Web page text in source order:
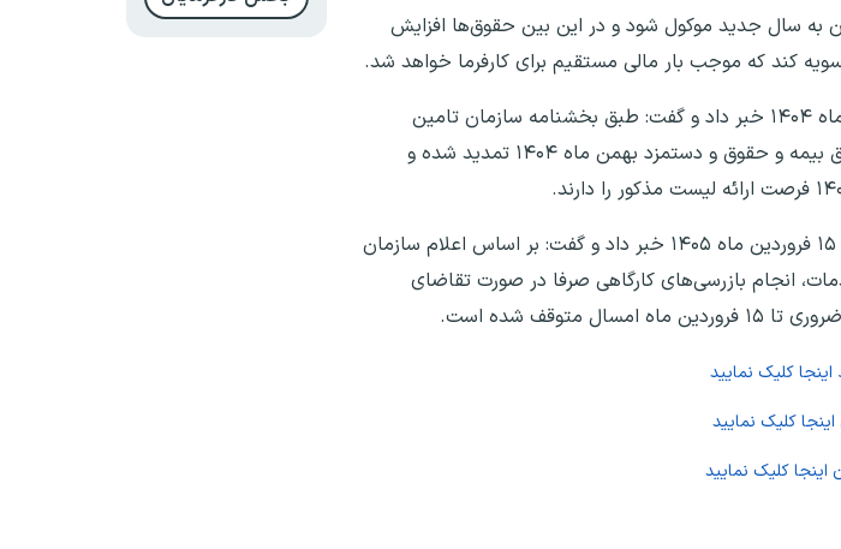
به سال جدید موکول شود و در این بین حقوق‌ها افزایش
فرزعلیان در ادامه از تمدید امکان دریافت لیست حقوق و دستمزد و حق بیمه بهمن ماه ۱۴۰۴ خبر داد و گفت: طبق بخشنامه سازمان تامین
اجتماعی، به منظور مساعدت با کارفرمایان در شرایط حاضر، امکان دریافت لیست حق بیمه و حقوق و دستمزد بهمن ماه ۱۴۰۴ تمدید شده و
این فعال حوزه کار همچنین از توقف بازرسی‌های کارگاهی سازمان تامین اجتماعی تا ۱۵ فروردین ماه ۱۴۰۵ خبر داد و گفت: بر اساس اعلام سازمان
انجام بازرسی‌های کارگاهی صرفا در صورت تقاضای
شده است.
اینجا کلیک نمایید
اینجا کلیک نمایید
اینجا کلیک نمایید